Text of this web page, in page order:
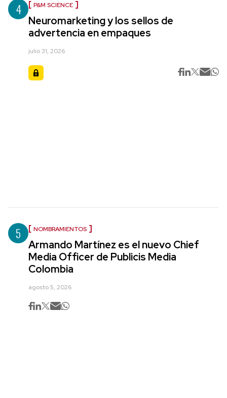
4 P&M SCIENCE
Neuromarketing y los sellos de
advertencia en empaques
julio 31, 2026
5 NOMBRAMIENTOS
Armando Martínez es el nuevo Chief
Media Officer de Publicis Media
Colombia
agosto 5, 2026